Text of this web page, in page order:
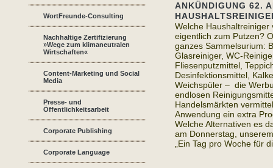
WortFreunde-Consulting
Nachhaltige Zertifizierung
»Wege zum klimaneutralen
Wirtschaften«
Content-Marketing und Social
Media
Presse- und
Öffentlichkeitsarbeit
Corporate Publishing
Corporate Language
ANKÜNDIGUNG 62.
Welche Haushaltreiniger
eigentlich zum Putzen?
ganzes Sammelsurium:
Glasreiniger, WC-
Fliesenputzmittel,
Desinfektionsmittel,
Weichspüler – die
endlosen
Handelsmärkten
Anwendung ein extra
Welche Alternativen es
am Donnerstag,
„Ein Tag pro Woche für